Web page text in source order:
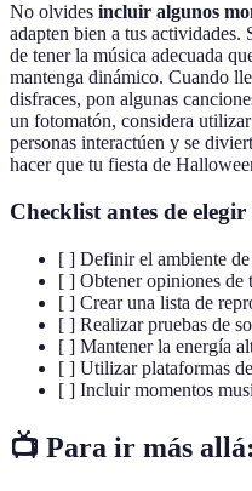
No olvides incluir algunos
adapten bien a tus actividades.
de tener la música adecuada
mantenga dinámico. Cuando
disfraces, pon algunas
un fotomatón, considera
personas interactúen y se
hacer que tu fiesta de
Checklist antes de
[ ] Definir el ambiente de
[ ] Obtener opiniones de
[ ] Crear una lista de
[ ] Realizar pruebas de
[ ] Mantener la energía
[ ] Utilizar plataformas
[ ] Incluir momentos
📺 Para ir más allá: